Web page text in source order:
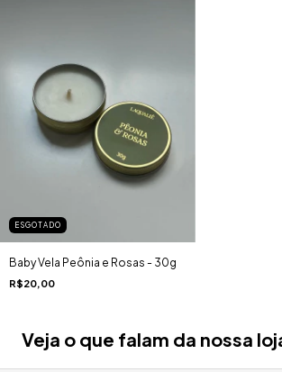
ESGOTADO
Baby Vela Peônia e Rosas - 30g
R$20,00
Veja o que falam da nossa